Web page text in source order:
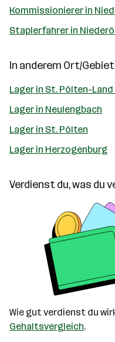
Kommissionierer in
Staplerfahrer in
In anderem Ort/
Lager in St. Pölten-Land
Lager in Neulengbach
Lager in St. Pölten
Lager in Herzogenburg
Verdienst du, was du
Wie gut verdienst du
Gehaltsvergleich.